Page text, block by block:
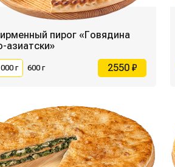
пирог «Говядина
азиатски»
г 600 г 2550 ₽